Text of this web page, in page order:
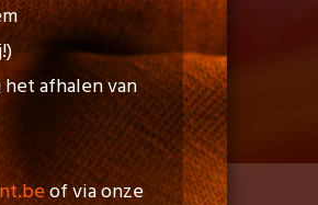
afhalen van
of via onze